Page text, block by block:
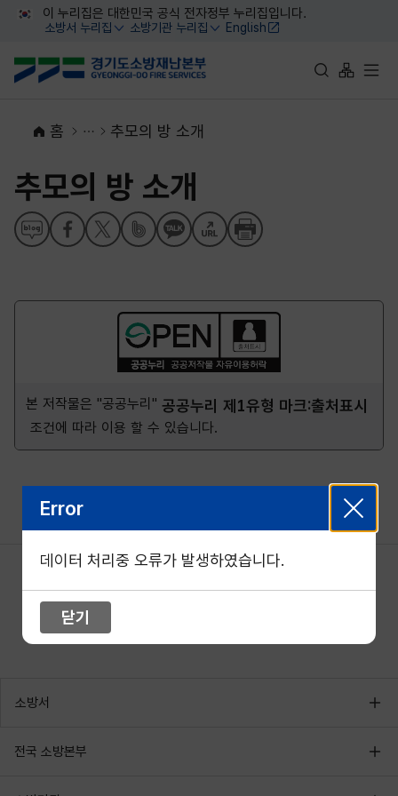
대메뉴 바로가기
본문 바로가기
이 누리집은 대한민국 공식 전자정부 누리집입니다.
소방서 누리집
열기
소방기관 누리집
열기
English
통합검색 바로가
사이트맵
전체
홈 추모의 방 소개
추모의 방 소개
본 저작물은 "공공누리" 공공누리 제1유형 마크:출처표시
조건에 따라 이용 할 수 있습니다.
소방서
전국 소방본부
Error
데이터 처리중 오류가 발생하였습니다.
닫기